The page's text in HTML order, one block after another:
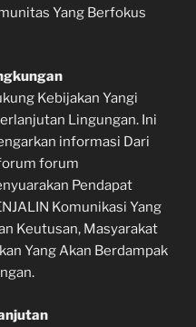
Yang Berfokus
Kebijakan Yangi
Lingungan. Ini
informasi Dari
forum
Pendapat
Komunikasi Yang
Keutusan, Masyarakat
Yang Akan Berdampak